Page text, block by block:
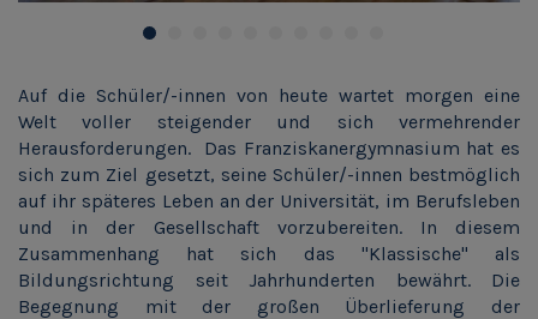
Auf die Schüler/-innen von heute wartet morgen eine
Welt voller steigender und sich vermehrender
Herausforderungen. Das Franziskanergymnasium hat es
sich zum Ziel gesetzt, seine Schüler/-innen bestmöglich
auf ihr späteres Leben an der Universität, im Berufsleben
und in der Gesellschaft vorzubereiten. In diesem
Zusammenhang hat sich das "Klassische" als
Bildungsrichtung seit Jahrhunderten bewährt. Die
Begegnung mit der großen Überlieferung der